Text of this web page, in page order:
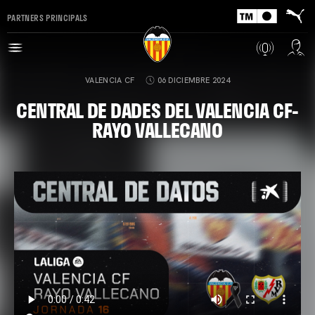
PARTNERS PRINCIPALS
VALENCIA CF 06 DICIEMBRE 2024
CENTRAL DE DADES DEL VALENCIA CF-
RAYO VALLECANO